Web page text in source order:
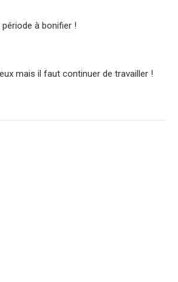
à bonifier !
mais il faut continuer de travailler !